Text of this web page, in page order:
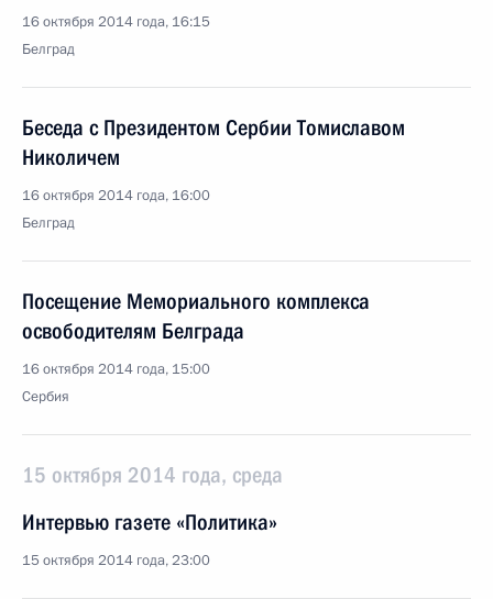
16 октября 2014 года, 16:15
Белград
Беседа с Президентом Сербии Томиславом
Николичем
16 октября 2014 года, 16:00
Белград
Посещение Мемориального комплекса
освободителям Белграда
16 октября 2014 года, 15:00
Сербия
15 октября 2014 года, среда
Интервью газете «Политика»
15 октября 2014 года, 23:00